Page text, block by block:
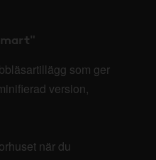
som ger
version,
när du